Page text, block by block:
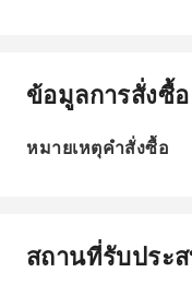
ข้อมูลการสั่งซื้อ
หมายเหตุคำสั่งซื้อ
สถานที่รับประ